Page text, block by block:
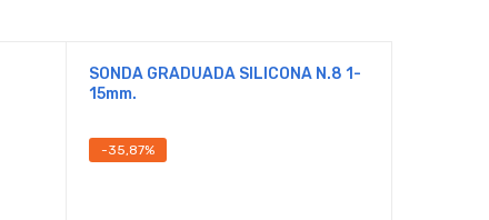
SONDA GRADUADA SILICONA N.8 1-
15mm.
-35,87%